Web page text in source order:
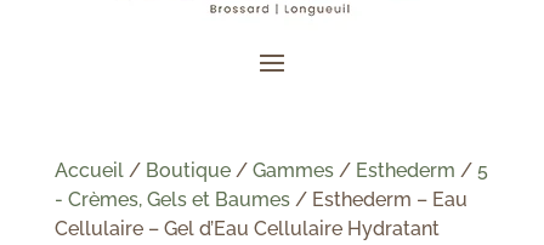
Accueil/ Boutique/ Gammes/ Esthederm / 5
- Crèmes, Gels et Baumes/ Esthederm – Eau
Cellulaire – Gel d’Eau Cellulaire Hydratant